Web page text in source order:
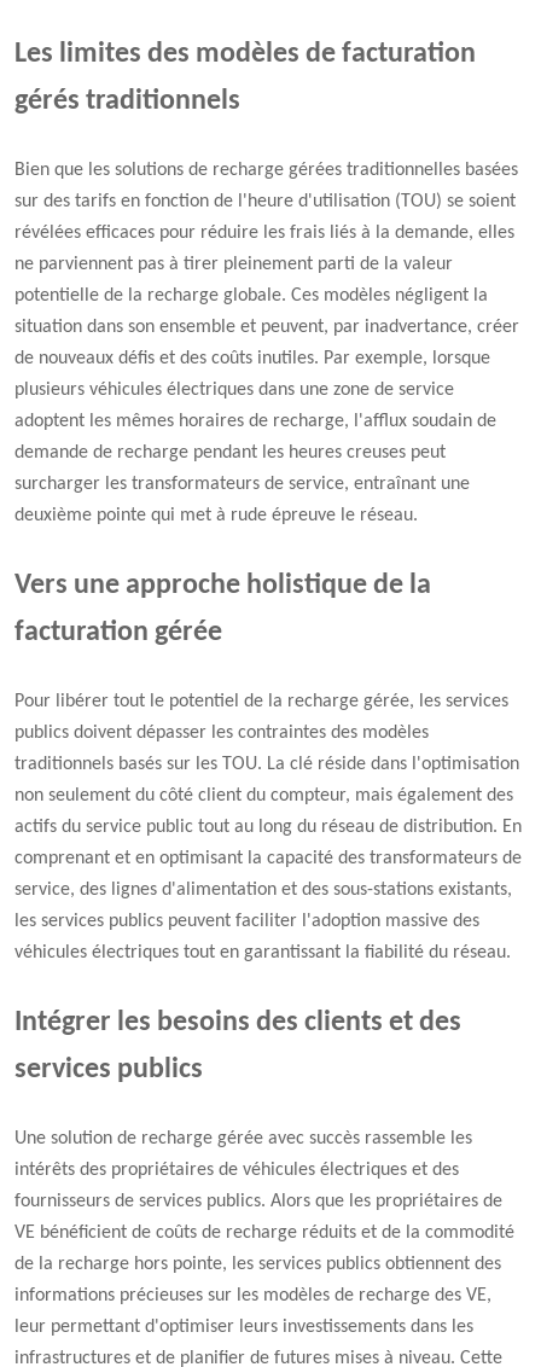
Les limites des modèles de facturation
gérés traditionnels
Bien que les solutions de recharge gérées traditionnelles basées
sur des tarifs en fonction de l'heure d'utilisation (TOU) se soient
révélées efficaces pour réduire les frais liés à la demande, elles
ne parviennent pas à tirer pleinement parti de la valeur
potentielle de la recharge globale. Ces modèles négligent la
situation dans son ensemble et peuvent, par inadvertance, créer
de nouveaux défis et des coûts inutiles. Par exemple, lorsque
plusieurs véhicules électriques dans une zone de service
adoptent les mêmes horaires de recharge, l'afflux soudain de
demande de recharge pendant les heures creuses peut
surcharger les transformateurs de service, entraînant une
deuxième pointe qui met à rude épreuve le réseau.
Vers une approche holistique de la
facturation gérée
Pour libérer tout le potentiel de la recharge gérée, les services
publics doivent dépasser les contraintes des modèles
traditionnels basés sur les TOU. La clé réside dans l'optimisation
non seulement du côté client du compteur, mais également des
actifs du service public tout au long du réseau de distribution. En
comprenant et en optimisant la capacité des transformateurs de
service, des lignes d'alimentation et des sous-stations existants,
les services publics peuvent faciliter l'adoption massive des
véhicules électriques tout en garantissant la fiabilité du réseau.
Intégrer les besoins des clients et des
services publics
Une solution de recharge gérée avec succès rassemble les
intérêts des propriétaires de véhicules électriques et des
fournisseurs de services publics. Alors que les propriétaires de
VE bénéficient de coûts de recharge réduits et de la commodité
de la recharge hors pointe, les services publics obtiennent des
informations précieuses sur les modèles de recharge des VE,
leur permettant d'optimiser leurs investissements dans les
infrastructures et de planifier de futures mises à niveau. Cette